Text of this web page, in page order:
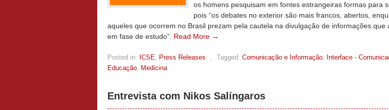
os homens pesquisam em fontes estrangeiras formas para
pois “os debates no exterior são mais francos, abertos,
aqueles que ocorrem no Brasil prezam pela cautela na divulgação de informações que
em fase de estudo”. Read More →
Posted in: ICSE, Press Releases , Tagged: Comunicação e Informação, Interface -
Educação, Medicina
Entrevista com Nikos Salíngaros